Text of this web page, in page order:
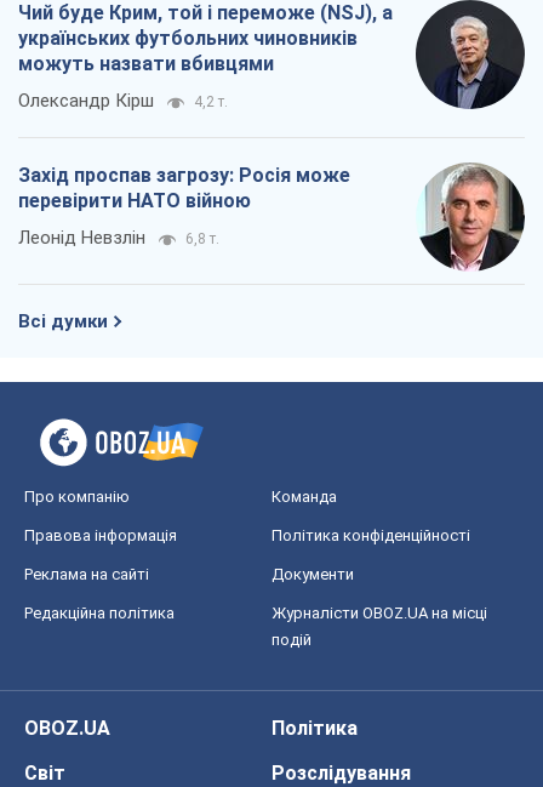
Чий буде Крим, той і переможе (NSJ), а
українських футбольних чиновників
можуть назвати вбивцями
Олександр Кірш 4,2 т.
Захід проспав загрозу: Росія може
перевірити НАТО війною
Леонід Невзлін 6,8 т.
Всі думки
Про компанію Команда
Правова інформація Політика конфіденційності
Реклама на сайті Документи
Редакційна політика
Журналісти OBOZ.UA на місці
подій
OBOZ.UA
Політика
Світ
Розслідування